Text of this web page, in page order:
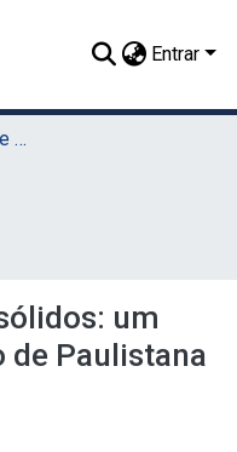
Entrar
02. Unidade Acadêmica de Educação a Distância e Tecnologia (UAEADTec)
um
Paulistana